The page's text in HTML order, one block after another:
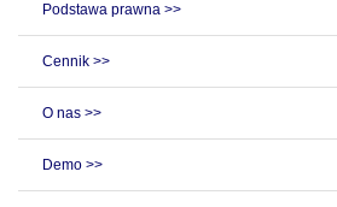
Podstawa prawna >>
Cennik >>
O nas >>
Demo >>